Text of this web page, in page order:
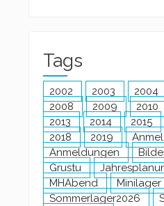
Tags
2002 2003 2004
2008
2009 2010
2013
2014 2015
2018
2019
Anmeldungen
Grustu
MHAbend
Minilager
Sommerlager2026